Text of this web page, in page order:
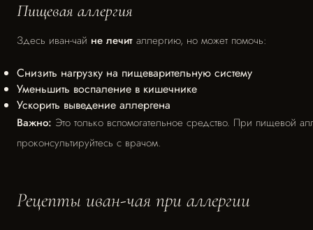
Пищевая аллергия
Здесь иван-чай не лечит аллергию, но может помочь:
Снизить нагрузку на пищеварительную систему
Уменьшить воспаление в кишечнике
Ускорить выведение аллергена
Важно: Это только вспомогательное средство. При пищевой
проконсультируйтесь с врачом.
Рецепты иван-чая при аллергии